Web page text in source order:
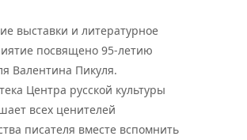
выставки и литературное
посвящено 95-летию
Валентина Пикуля.
Центра русской культуры
всех ценителей
писателя вместе вспомнить